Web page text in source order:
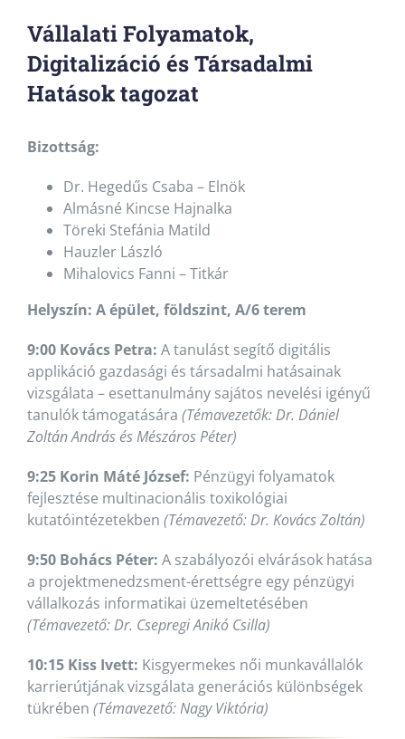
Vállalati Folyamatok,
Digitalizáció és Társadalmi
Hatások tagozat
Bizottság:
Dr. Hegedűs Csaba – Elnök
Almásné Kincse Hajnalka
Töreki Stefánia Matild
Hauzler László
Mihalovics Fanni – Titkár
Helyszín: A épület, földszint, A/6 terem
9:00 Kovács Petra: A tanulást segítő digitális
applikáció gazdasági és társadalmi hatásainak
vizsgálata – esettanulmány sajátos nevelési igényű
tanulók támogatására (Témavezetők: Dr. Dániel
Zoltán András és Mészáros Péter)
9:25 Korin Máté József: Pénzügyi folyamatok
fejlesztése multinacionális toxikológiai
kutatóintézetekben (Témavezető: Dr. Kovács Zoltán)
9:50 Bohács Péter: A szabályozói elvárások hatása
a projektmenedzsment-érettségre egy pénzügyi
vállalkozás informatikai üzemeltetésében
(Témavezető: Dr. Csepregi Anikó Csilla)
10:15 Kiss Ivett: Kisgyermekes női munkavállalók
karrierútjának vizsgálata generációs különbségek
tükrében (Témavezető: Nagy Viktória)